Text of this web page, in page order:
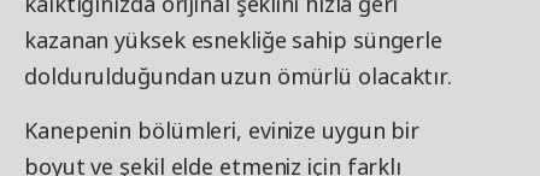
kazanan yüksek esnekliğe sahip süngerle
doldurulduğundan uzun ömürlü olacaktır.
Kanepenin bölümleri, evinize uygun bir
boyut ve şekil elde etmeniz için farklı